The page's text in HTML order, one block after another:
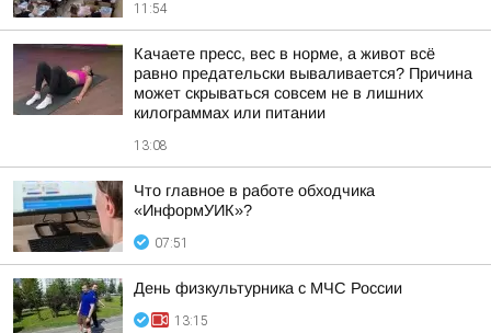
11:54
Качаете пресс, вес в норме, а живот всё
равно предательски вываливается? Причина
может скрываться совсем не в лишних
килограммах или питании
13:08
Что главное в работе обходчика
«ИнформУИК»?
07:51
День физкультурника с МЧС России
13:15